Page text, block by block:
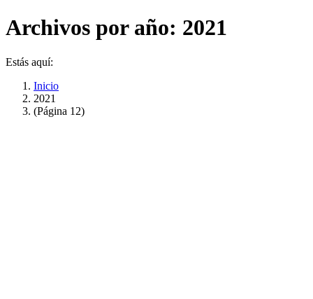
Archivos por año: 2021
Estás aquí:
Inicio
2021
(Página 12)